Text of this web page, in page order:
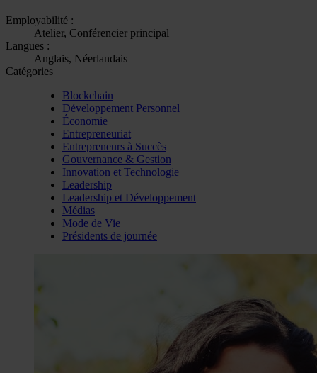
Employabilité :
Atelier, Conférencier principal
Langues :
Anglais, Néerlandais
Catégories
Blockchain
Développement Personnel
Économie
Entrepreneuriat
Entrepreneurs à Succès
Gouvernance & Gestion
Innovation et Technologie
Leadership
Leadership et Développement
Médias
Mode de Vie
Présidents de journée